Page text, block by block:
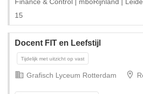
15
Docent FIT en Leefstijl
Grafisch Lyceum Rotterdam